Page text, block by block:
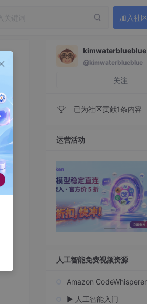
加入社区
kimwaterblueblue
@kimwaterblueblue
关注
已为社区贡献1条内容
运营活动
人工智能免费视频资源
Amazon
▶️ 人工智能入门